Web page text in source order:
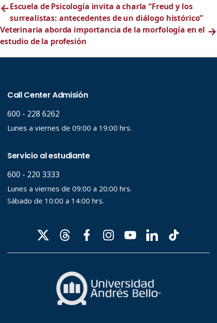
←Escuela de Psicología invita a charla “Freud y los
surrealistas: antecedentes de un diálogo histórico”
Veterinaria aborda importancia de la morfología en el
estudio de la profesión
→